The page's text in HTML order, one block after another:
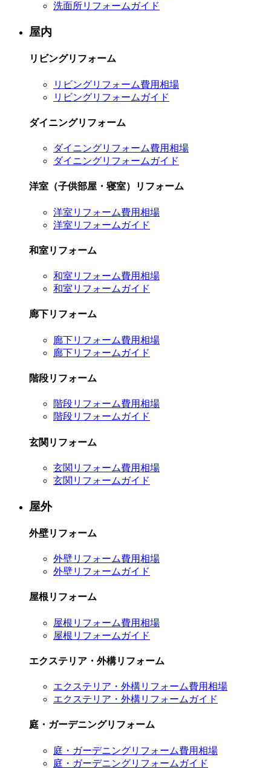
洗面所リフォームガイド
屋内
リビングリフォーム
リビングリフォーム費用相場
リビングリフォームガイド
ダイニングリフォーム
ダイニングリフォーム費用相場
ダイニングリフォームガイド
洋室（子供部屋・寝室）リフォーム
洋室リフォーム費用相場
洋室リフォームガイド
和室リフォーム
和室リフォーム費用相場
和室リフォームガイド
廊下リフォーム
廊下リフォーム費用相場
廊下リフォームガイド
階段リフォーム
階段リフォーム費用相場
階段リフォームガイド
玄関リフォーム
玄関リフォーム費用相場
玄関リフォームガイド
屋外
外壁リフォーム
外壁リフォーム費用相場
外壁リフォームガイド
屋根リフォーム
屋根リフォーム費用相場
屋根リフォームガイド
エクステリア・外構リフォーム
エクステリア・外構リフォーム費用相場
エクステリア・外構リフォームガイド
庭・ガーデニングリフォーム
庭・ガーデニングリフォーム費用相場
庭・ガーデニングリフォームガイド